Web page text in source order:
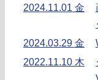
2024.11.01 金
2024.03.29 金
2022.11.10 木